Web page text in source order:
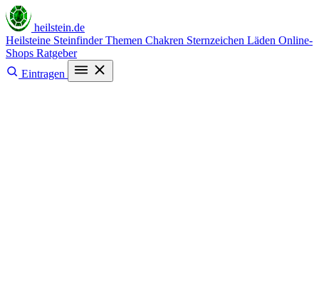
heilstein.de
Heilsteine SteinfinderThemen Chakren Sternzeichen Läden Online-
Shops Ratgeber
Eintragen